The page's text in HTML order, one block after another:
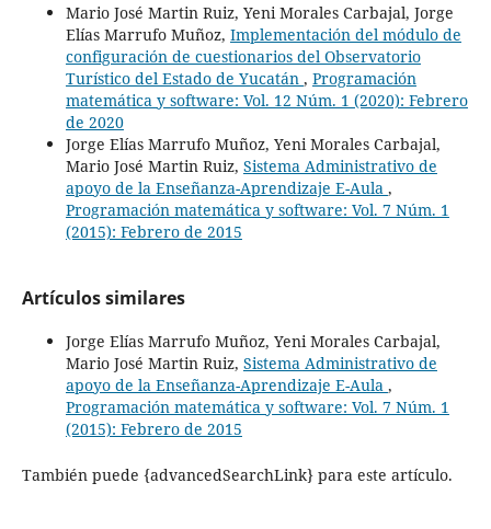
Mario José Martin Ruiz, Yeni Morales Carbajal, Jorge
Elías Marrufo Muñoz, Implementación del módulo de
configuración de cuestionarios del Observatorio
Turístico del Estado de Yucatán , Programación
matemática y software: Vol. 12 Núm. 1 (2020): Febrero
de 2020
Jorge Elías Marrufo Muñoz, Yeni Morales Carbajal,
Mario José Martin Ruiz, Sistema Administrativo de
apoyo de la Enseñanza-Aprendizaje E-Aula ,
Programación matemática y software: Vol. 7 Núm. 1
(2015): Febrero de 2015
Artículos similares
Jorge Elías Marrufo Muñoz, Yeni Morales Carbajal,
Mario José Martin Ruiz, Sistema Administrativo de
apoyo de la Enseñanza-Aprendizaje E-Aula ,
Programación matemática y software: Vol. 7 Núm. 1
(2015): Febrero de 2015
También puede {advancedSearchLink} para este artículo.